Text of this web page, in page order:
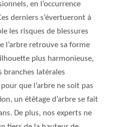
en l’occurrence
derniers s’évertueront à
les risques de blessures
l’arbre retrouve sa forme
plus harmonieuse,
branches latérales
que l’arbre ne soit pas
un étêtage d’arbre se fait
De plus, nos experts ne